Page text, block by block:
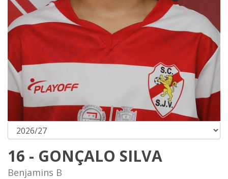
16 - GONÇALO SILVA
Benjamins B